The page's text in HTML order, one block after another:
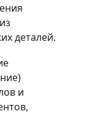
деталей.
и